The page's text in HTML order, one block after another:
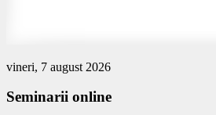
vineri, 7 august 2026
Seminarii online